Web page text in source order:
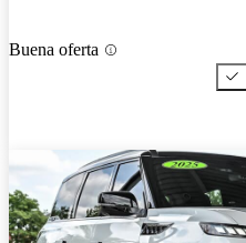
Buena oferta